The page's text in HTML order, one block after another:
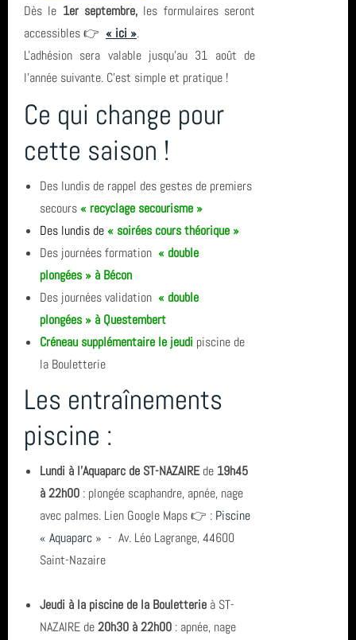
centre de plongée
Egypte
Le Croisic
plongee
Carentec Finistère
Roses
inscription
année 2020 (3)
année 2018 (6)
année 2016 (17)
année 2015 (2)
année 2010 (6)
année 2007 (3)
total (111)
Dès le 1er septembre, les formulaires seront
accessibles👉 « ici ».
L'adhésion sera valable jusqu’au 31 août de
l’année suivante. C'est simple et pratique !
Ce qui change pour
cette saison !
Des lundis de rappel des gestes de premiers
secours« recyclage secourisme »
Des lundis de« soirées cours théorique »
Des journées formation « double
plongées » à Bécon
Des journées validation « double
plongées » à Questembert
Créneau supplémentaire le jeudi piscine de
la Bouletterie
Les entraînements
piscine :
Lundi à l'Aquaparc de ST-NAZAIREde 19h45
à 22h00 : plongée scaphandre, apnée, nage
avec palmes. Lien Google Maps👉 : Piscine
« Aquaparc » - Av. Léo Lagrange, 44600
Saint-Nazaire
Jeudi à la piscine de la Bouletterie à ST-
NAZAIRE de20h30 à 22h00 : apnée, nage